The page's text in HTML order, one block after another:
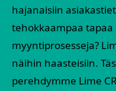
hajanaisiin
tehokkaampaa
myyntiprosesseja?
näihin haasteisiin.
perehdymme Lime